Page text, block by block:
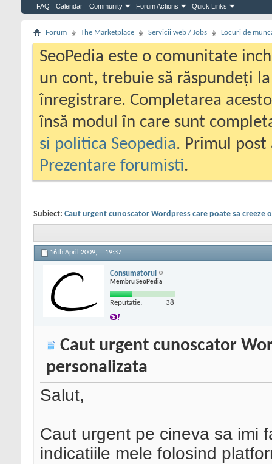
FAQ Calendar Community Forum Actions Quick Links
Forum The Marketplace Servicii web / Jobs Locuri de
SeoPedia este o comunitate
un cont, trebuie să răspundeți
înregistrare. Completarea
însă modul în care sunt
si politica Seopedia. Primul
Prezentare forumisti.
Subiect: Caut urgent cunoscator Wordpress care poate sa creeze
16th April 2009, 19:37
Consumatorul
Membru SeoPedia
Reputatie: 38
Caut urgent cunoscator
personalizata
Salut,
Caut urgent pe cineva sa imi
indicatiile mele folosind